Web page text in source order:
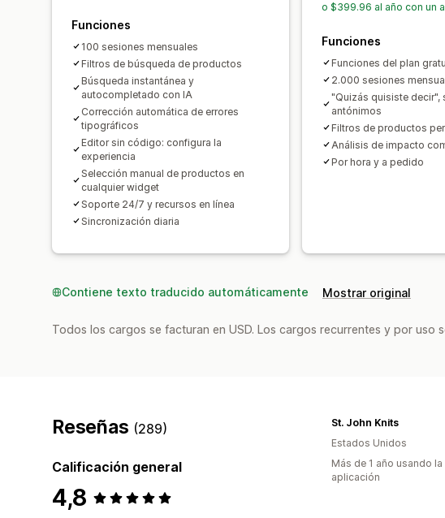
Funciones
100 sesiones mensuales
Filtros de búsqueda de productos
Búsqueda instantánea y
autocompletado con IA
Corrección automática de errores
tipográficos
Editor sin código: configura la
experiencia
Selección manual de productos en
cualquier widget
Soporte 24/7 y recursos en línea
Sincronización diaria
o $399.96 al año con un
Funciones
Funciones del plan
2.000 sesiones
"Quizás quisiste decir",
antónimos
Filtros de productos
Análisis de impacto
Por hora y a pedido
Contiene texto traducido automáticamente Mostrar original
Todos los cargos se facturan en USD. Los cargos recurrentes y por uso
Reseñas (289)
Calificación general
4,8
St. John Knits
Estados Unidos
Más de 1 año usando la
aplicación